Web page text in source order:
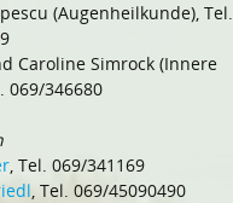
(Augenheilkunde), Tel.
Caroline Simrock (Innere
069/346680
, Tel. 069/341169
, Tel. 069/45090490